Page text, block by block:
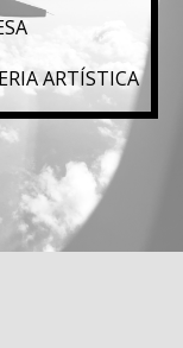
ARTÍSTICA